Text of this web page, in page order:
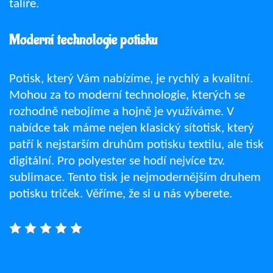
talíře.
Moderní technologie potisku
Potisk, který Vám nabízíme, je rychlý a kvalitní.
Mohou za to moderní technologie, kterých se
rozhodně nebojíme a hojně je využíváme. V
nabídce tak máme nejen klasický sítotisk, který
patří k nejstarším druhům potisku textilu, ale tisk
digitální. Pro polyester se hodí nejvíce tzv.
sublimace. Tento tisk je nejmodernějším druhem
potisku triček. Věříme, že si u nás vyberete.